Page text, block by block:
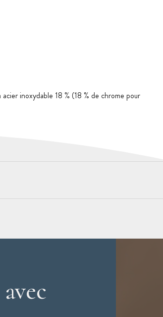
inoxydable 18 % (18 % de chrome pour
sur le dessus pour visualiser les 4
pour le quotidien ou les grandes